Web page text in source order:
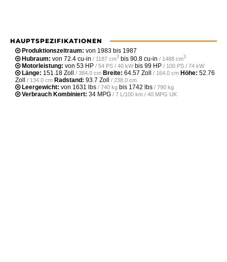
HAUPTSPEZIFIKATIONEN
Produktionszeitraum: von 1983 bis 1987
Hubraum: von 72.4 cu-in / 1187 cm3 bis 90.8 cu-in / 1488 cm3
Motorleistung: von 53 HP / 54 PS / 40 kWbis 99 HP / 100 PS / 74 kW
Länge: 151.18 Zoll / 384.0 cm Breite: 64.57 Zoll / 164.0 cm Höhe: 52.76
Zoll
/ 134.0 cm Radstand: 93.7 Zoll / 238.0 cm
Leergewicht‎: von 1631 lbs / 740 kg bis 1742 lbs / 790 kg
Verbrauch Kombiniert: 34 MPG / 7 L/100 km / 40 MPG UK